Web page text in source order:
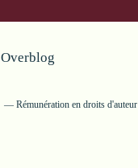
Overblog
Rémunération en droits d'auteur